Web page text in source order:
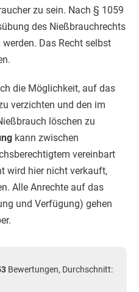
zu sein. Nach § 1059
des Nießbrauchrechts
Das Recht selbst
die Möglichkeit, auf das
verzichten und den im
löschen zu
kann zwischen
vereinbart
wird hier nicht verkauft,
Alle Anrechte auf das
und Verfügung) gehen
Bewertungen, Durchschnitt: